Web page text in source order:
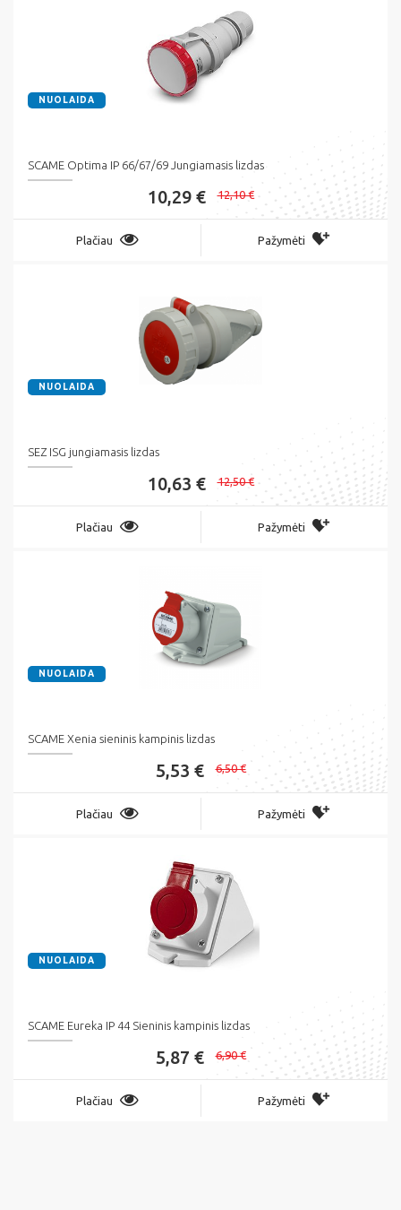
NUOLAIDA
SCAME Optima IP 66/67/69 Jungiamasis lizdas
10,29 € 12,10 €
Plačiau Pažymėti
NUOLAIDA
SEZ ISG jungiamasis lizdas
10,63 € 12,50 €
Plačiau Pažymėti
NUOLAIDA
SCAME Xenia sieninis kampinis lizdas
5,53 € 6,50 €
Plačiau Pažymėti
NUOLAIDA
SCAME Eureka IP 44 Sieninis kampinis lizdas
5,87 € 6,90 €
Plačiau Pažymėti